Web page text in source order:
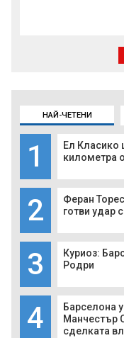
НАЙ-ЧЕТЕНИ
1
Ел Класико
километра
2
Феран
готви удар
3
Куриоз:
Родри
4
Барселона
Манчестър
сделката